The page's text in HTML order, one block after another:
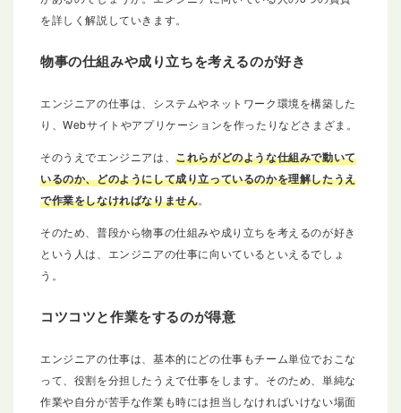
を詳しく解説していきます。
物事の仕組みや成り立ちを考えるのが好き
エンジニアの仕事は、システムやネットワーク環境を構築した
り、Webサイトやアプリケーションを作ったりなどさまざま。
そのうえでエンジニアは、これらがどのような仕組みで動いて
いるのか、どのようにして成り立っているのかを理解したうえ
で作業をしなければなりません。
そのため、普段から物事の仕組みや成り立ちを考えるのが好き
という人は、エンジニアの仕事に向いているといえるでしょ
う。
コツコツと作業をするのが得意
エンジニアの仕事は、基本的にどの仕事もチーム単位でおこな
って、役割を分担したうえで仕事をします。そのため、単純な
作業や自分が苦手な作業も時には担当しなければいけない場面